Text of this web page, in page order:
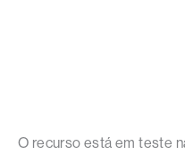
O recurso está em teste